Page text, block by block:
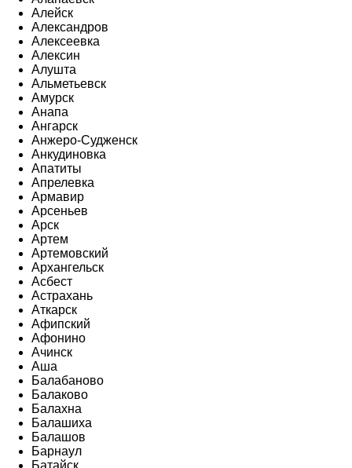
Алейск
Александров
Алексеевка
Алексин
Алушта
Альметьевск
Амурск
Анапа
Ангарск
Анжеро-Судженск
Анкудиновка
Апатиты
Апрелевка
Армавир
Арсеньев
Арск
Артем
Артемовский
Архангельск
Асбест
Астрахань
Аткарск
Афипский
Афонино
Ачинск
Аша
Балабаново
Балаково
Балахна
Балашиха
Балашов
Барнаул
Батайск